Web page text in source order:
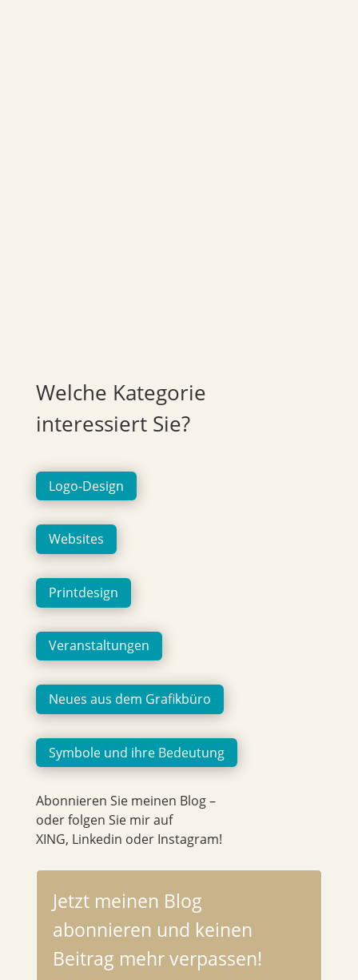
Welche Kategorie
interessiert Sie?
Logo-Design
Websites
Printdesign
Veranstaltungen
Neues aus dem Grafikbüro
Symbole und ihre Bedeutung
Abonnieren Sie meinen Blog –
oder folgen Sie mir auf
XING, Linkedin oder Instagram!
Jetzt meinen Blog
abonnieren und keinen
Beitrag mehr verpassen!